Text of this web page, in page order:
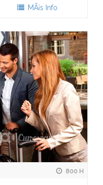
MÃ¡s Info
800 H